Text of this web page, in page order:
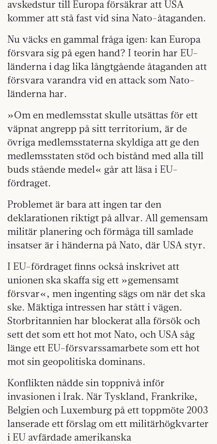
avskedstur till Europa försäkrar att USA
kommer att stå fast vid sina Nato-åtaganden.
Nu väcks en gammal fråga igen: kan Europa
försvara sig på egen hand? I teorin har EU-
länderna i dag lika långtgående åtaganden att
försvara varandra vid en attack som Nato-
länderna har.
»Om en medlemsstat skulle utsättas för ett
väpnat angrepp på sitt territorium, är de
övriga medlemsstaterna skyldiga att ge den
medlemsstaten stöd och bistånd med alla till
buds stående medel« går att läsa i EU-
fördraget.
Problemet är bara att ingen tar den
deklarationen riktigt på allvar. All gemensam
militär planering och förmåga till samlade
insatser är i händerna på Nato, där USA styr.
I EU-fördraget finns också inskrivet att
unionen ska skaffa sig ett »gemensamt
försvar«, men ingenting sägs om när det ska
ske. Mäktiga intressen har stått i vägen.
Storbritannien har blockerat alla försök och
sett det som ett hot mot Nato, och USA såg
länge ett EU-försvarssamarbete som ett hot
mot sin geopolitiska dominans.
Konflikten nådde sin toppnivå inför
invasionen i Irak. När Tyskland, Frankrike,
Belgien och Luxemburg på ett toppmöte 2003
lanserade ett förslag om ett militärhögkvarter
i EU avfärdade amerikanska